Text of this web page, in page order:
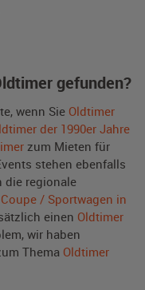
gefunden?
wenn Sie Oldtimer
der 1990er Jahre
zum Mieten für
stehen ebenfalls
die regionale
Coupe / Sportwagen in
einen Oldtimer
wir haben
Thema Oldtimer